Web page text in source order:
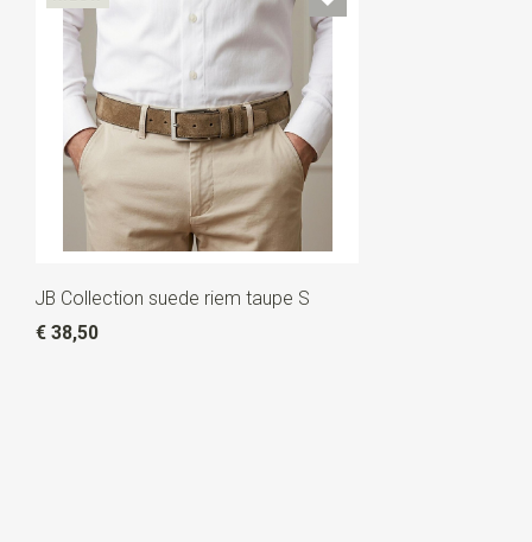
JB Collection suede riem taupe S
€ 38,50